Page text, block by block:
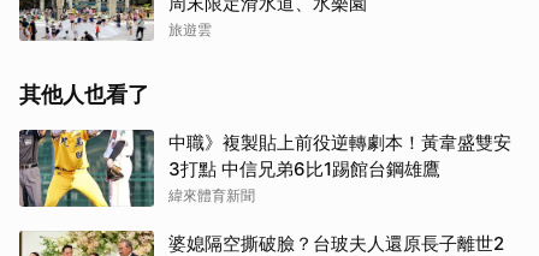
旅遊雲
其他人也看了
中職》複製貼上前役逆轉劇本！黃韋盛雙安
3打點 中信兄弟6比1踢館台鋼雄鷹
緯來體育新聞
婆媳隔空撕破臉？台玻夫人還原長子離世2